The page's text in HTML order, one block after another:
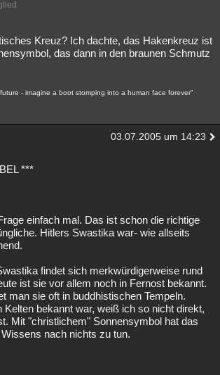
Kreuz? Ich dachte, das Hakenkreuz ist
das dann in den braunen Schmutz
- imagine a boot stomping into a human face forever"
03.07.2005 um 14:23
***
einfach mal. Das ist schon die richtige
Hitlers Swastika war- wie allseits
findet sich merkwürdigerweise rund
ist sie vor allem noch in Fernost bekannt.
man sie oft in buddhistischen Tempeln.
Kelten bekannt war, weiß ich so nicht direkt,
Mit "christlichem" Sonnensymbol hat das
nach nichts zu tun.